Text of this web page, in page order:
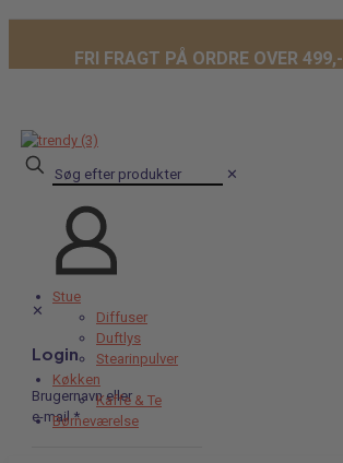
FRI FRAGT PÅ ORDRE OVER 499,-
✕
✕
Login
Brugernavn eller
e-mail*
Stue
Diffuser
Duftlys
Stearinpulver
Køkken
Kaffe & Te
Børneværelse